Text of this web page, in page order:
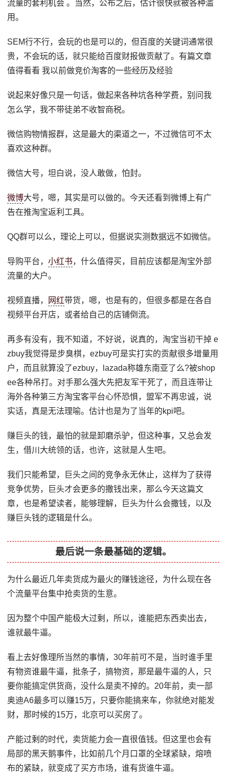
流量的套利机会 。当然，公布之后，估计很快就被各种滥
用。
SEM行不行，会玩的也是可以的，但百度的关键词通常很
贵，不会玩的话，就只能给百度财报做贡献了。有篇文章
值得看看 我以前做竞价淘客的一些经历及经验
说起来好像只是一句话，做起来各种坑各种学费，别问我
怎么学，我不带徒弟不收智商税。
微信购物情报群，这是最大的渠道之一，不过微信可不太
喜欢这种群。
微信大号，坦白说，没人敢做，怕封。
微博大号，嗯，其实是可以做的。今天还看到微博上有广
告在推淘宝返利工具。
QQ群可以么，理论上可以，但据说实测数据远不如微信。
导购平台，小红书，什么值得买，目前应该都是淘宝外部
流量的大户。
视频直播， 网红带货，嗯，也是有的，但很多都是在各自
视频平台开店，或者给自己的店铺倒流。
再多有没有，我不知道，不好说，说真的，淘宝当初干掉 e
zbuy我觉得是步臭棋，ezbuy可是实打实的贡献很多增量用
户，而且就算没了ezbuy，lazada称雄东南亚了么?被shop
ee各种吊打。对手那么强大先把友军干死了，而且连带让
海外各种第三方淘宝客平台心怀恐惧，盟军不再忠诚，说
实话，真是无法理喻。估计也是为了当年的kpi吧。
赚巨头的钱，最怕的就是卸磨杀驴，但这种事，又总会发
生，借川大统领的话，也许，这就是人生吧。
我们只能希望，巨头之间的竞争永无休止，这样为了获得
竞争优势，巨头才会更多的撒钱出来，那么今天这篇文
章，也是希望读者，能够理解，巨头为什么会撒钱，以及
赚巨头钱的逻辑是什么。
最后说一条最基础的逻辑。
为什么最近几年卖货成为最火的赚钱途径，为什么现在各
个流量平台集中抢卖货的生意。
因为整个中国产能极大过剩，所以，谁能把东西卖出去，
谁就最牛逼。
看上去好像理所当然的事情，30年前可不是，当时谁手里
有物资谁最牛逼，批条子，搞物资，那是最牛逼的人，只
要你能搞定供货商，没什么是卖不掉的。20年前，卖一部
奥迪A6最多可以赚15万，只要你能搞来车，你就绝对能发
财，那时候的15万，北京可以买房了。
产能过剩的时代，卖货能力会一直很值钱。但这里也会有
局部的黑天鹅事件，比如前几个月口罩的全球紧缺，熔喷
布的紧缺，就变成了买方市场，谁有货谁牛逼。